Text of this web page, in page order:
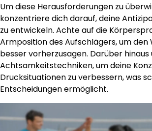
Um diese Herausforderungen zu
konzentriere dich darauf, deine
zu entwickeln. Achte auf die
Armposition des Aufschlägers, um den
besser vorherzusagen. Darüber hinaus
Achtsamkeitstechniken, um deine
Drucksituationen zu verbessern, was
Entscheidungen ermöglicht.